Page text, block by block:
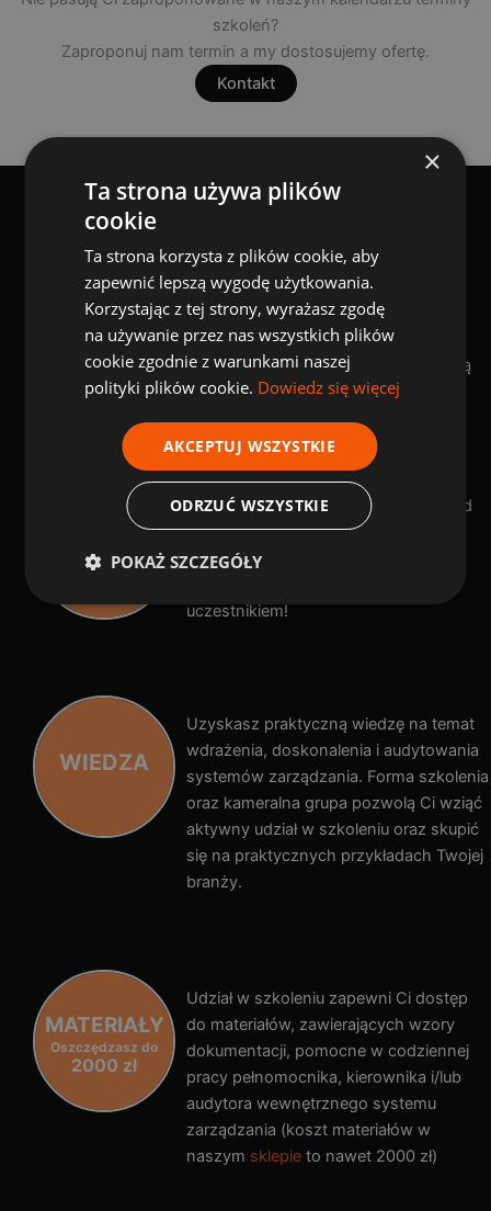
szkoleń?
Zaproponuj nam termin a my dostosujemy ofertę.
Kontakt
KORZYŚCI Z NASZYCH SZKOLEŃ
SZKOLENIA
3w1
Oszczędzasz do
2000 zł
Tylko u nas zakres szkolenia 3w1:
Wymagania ISO + Pełnomocnik +
Audytor,
czyli trzy szkolenia w jednej cenie dają
oszczędności nawet do 2000 zł .
GWARANCJA
TERMINU
Zgłoś się na szkolenie na 30 dni przed
terminem i uzyskaj GWARANCJĘ
TERMINU,
uczestnikiem!
WIEDZA
Uzyskasz praktyczną wiedzę na temat
wdrażenia, doskonalenia i audytowania
systemów zarządzania. Forma szkolenia
oraz kameralna grupa pozwolą Ci wziąć
aktywny udział w szkoleniu oraz skupić
się na praktycznych przykładach Twojej
branży.
MATERIAŁY
Oszczędzasz do
2000 zł
Udział w szkoleniu zapewni Ci dostęp
do materiałów, zawierających wzory
dokumentacji, pomocne w codziennej
pracy pełnomocnika, kierownika i/lub
audytora wewnętrznego systemu
zarządzania (koszt materiałów w
naszym sklepie to nawet 2000 zł)
×
Ta strona używa plików
cookie
Ta strona korzysta z plików cookie, aby
zapewnić lepszą wygodę użytkowania.
Korzystając z tej strony, wyrażasz zgodę
na używanie przez nas wszystkich plików
cookie zgodnie z warunkami naszej
polityki plików cookie. Dowiedz się więcej
AKCEPTUJ WSZYSTKIE
ODRZUĆ WSZYSTKIE
POKAŻ SZCZEGÓŁY